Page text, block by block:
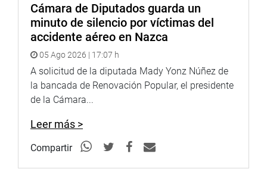
fref=ts
Twitter:https://twitter.com/congresoperu
https://twitter.com/congresoperu>
Youtube: http://www.youtube.com/congresoperu
http://www.youtube.com/congresoperu
Soundcloud:https://soundcloud.com/radiocongreso
https://soundcloud.com/radiocongreso>
Sistema de Archivo Fotográfico (SAF):
http://www4.congreso.gob.pe/fotografia.asp
Cámara de Diputados guarda un
minuto de silencio por víctimas del
accidente aéreo en Nazca
05 Ago 2026 | 17:07 h
A solicitud de la diputada Mady Yonz Núñez de
la bancada de Renovación Popular, el presidente
de la Cámara...
Leer más >
Compartir